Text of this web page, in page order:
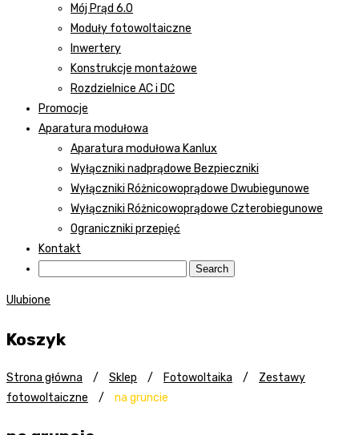
Mój Prąd 6.0
Moduły fotowoltaiczne
Inwertery
Konstrukcje montażowe
Rozdzielnice AC i DC
Promocje
Aparatura modułowa
Aparatura modułowa Kanlux
Wyłączniki nadprądowe Bezpieczniki
Wyłączniki Różnicowoprądowe Dwubiegunowe
Wyłączniki Różnicowoprądowe Czterobiegunowe
Ograniczniki przepięć
Kontakt
Ulubione
Koszyk
Strona główna / Sklep / Fotowoltaika /
Zestawy
fotowoltaiczne
/ na gruncie